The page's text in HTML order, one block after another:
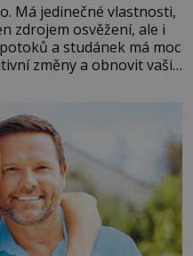
Má jedinečné vlastnosti,
zdrojem osvěžení, ale i
a studánek má moc
změny a obnovit vaši
do svého života